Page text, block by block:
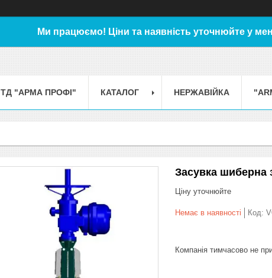
Ми працюємо! Ціни та наявність уточнюйте у
ТД "АРМА ПРОФІ" КАТАЛОГ НЕРЖАВІЙКА
Засувка шиберна
Ціну уточнюйте
Немає в наявності Код:
Компанія тимчасово не